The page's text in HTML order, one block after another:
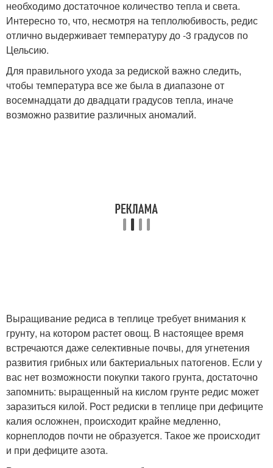
необходимо достаточное количество тепла и света.
Интересно то, что, несмотря на теплолюбивость, редис
отлично выдерживает температуру до -3 градусов по
Цельсию.
Для правильного ухода за редиской важно следить,
чтобы температура все же была в диапазоне от
восемнадцати до двадцати градусов тепла, иначе
возможно развитие различных аномалий.
Выращивание редиса в теплице требует внимания к
грунту, на котором растет овощ. В настоящее время
встречаются даже селективные почвы, для угнетения
развития грибных или бактериальных патогенов. Если у
вас нет возможности покупки такого грунта, достаточно
запомнить: выращенный на кислом грунте редис может
заразиться килой. Рост редиски в теплице при дефиците
калия осложнен, происходит крайне медленно,
корнеплодов почти не образуется. Такое же происходит
и при дефиците азота.